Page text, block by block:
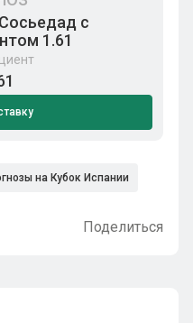
с
1.61
на Кубок Испании
Поделиться